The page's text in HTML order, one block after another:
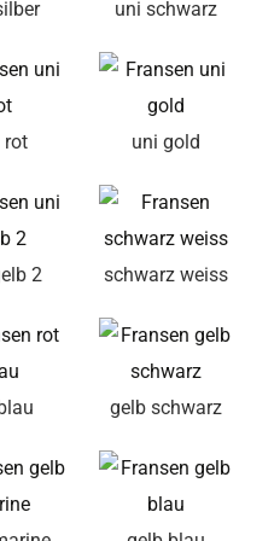
uni schwarz
rot uni gold
2 schwarz weiss
gelb schwarz